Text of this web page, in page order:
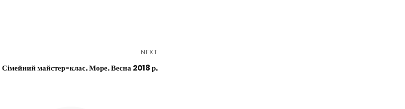
NEXT
Сімейний майстер-клас. Море. Весна 2018 р.